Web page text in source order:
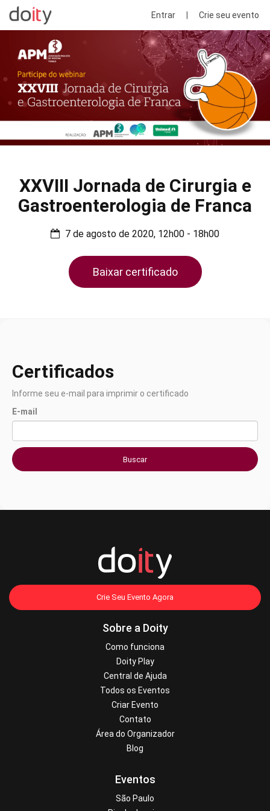
Entrar Crie seu evento
XXVIII Jornada de Cirurgia e
Gastroenterologia de Franca
7 de agosto de 2020, 12h00 - 18h00
Baixar certificado
Certificados
Informe seu e-mail para imprimir o certificado
E-mail
Buscar
Crie Seu Evento Agora
Sobre a Doity
Como funciona
Doity Play
Central de Ajuda
Todos os Eventos
Criar Evento
Contato
Área do Organizador
Blog
Eventos
São Paulo